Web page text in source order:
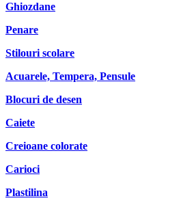
Ghiozdane
Penare
Stilouri scolare
Acuarele, Tempera, Pensule
Blocuri de desen
Caiete
Creioane colorate
Carioci
Plastilina